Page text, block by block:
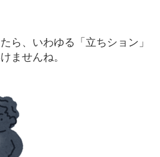
ら、いわゆる「立ちション」
ませんね。